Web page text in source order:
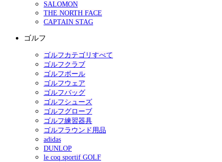
SALOMON
THE NORTH FACE
CAPTAIN STAG
ゴルフ
ゴルフカテゴリすべて
ゴルフクラブ
ゴルフボール
ゴルフウェア
ゴルフバッグ
ゴルフシューズ
ゴルフグローブ
ゴルフ練習器具
ゴルフラウンド用品
adidas
DUNLOP
le coq sportif GOLF